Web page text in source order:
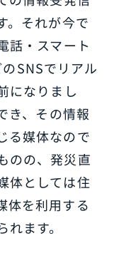
。それが今で
話・スマート
SNSでリアル
になりまし
き、その情報
る媒体なので
のの、発災直
体としては住
体を利用する
ます。